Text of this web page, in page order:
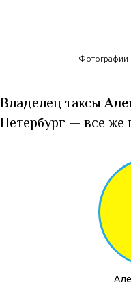
Фотографии
Владелец таксы
Петербург — все же